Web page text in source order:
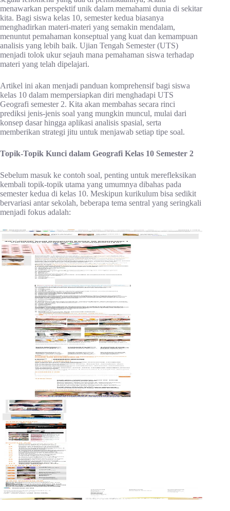
menawarkan perspektif unik dalam memahami dunia di sekitar
kita. Bagi siswa kelas 10, semester kedua biasanya
menghadirkan materi-materi yang semakin mendalam,
menuntut pemahaman konseptual yang kuat dan kemampuan
analisis yang lebih baik. Ujian Tengah Semester (UTS)
menjadi tolok ukur sejauh mana pemahaman siswa terhadap
materi yang telah dipelajari.
Artikel ini akan menjadi panduan komprehensif bagi siswa
kelas 10 dalam mempersiapkan diri menghadapi UTS
Geografi semester 2. Kita akan membahas secara rinci
prediksi jenis-jenis soal yang mungkin muncul, mulai dari
konsep dasar hingga aplikasi analisis spasial, serta
memberikan strategi jitu untuk menjawab setiap tipe soal.
Topik-Topik Kunci dalam Geografi Kelas 10 Semester 2
Sebelum masuk ke contoh soal, penting untuk merefleksikan
kembali topik-topik utama yang umumnya dibahas pada
semester kedua di kelas 10. Meskipun kurikulum bisa sedikit
bervariasi antar sekolah, beberapa tema sentral yang seringkali
menjadi fokus adalah: